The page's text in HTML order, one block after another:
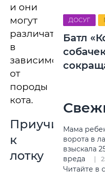
и они
могут
различаться
в
зависимости
от
породы
кота.
Приучить
к
лотку
ДОСУГ
Батл
Мама
ворота в
взыскала
вреда
Читайте в